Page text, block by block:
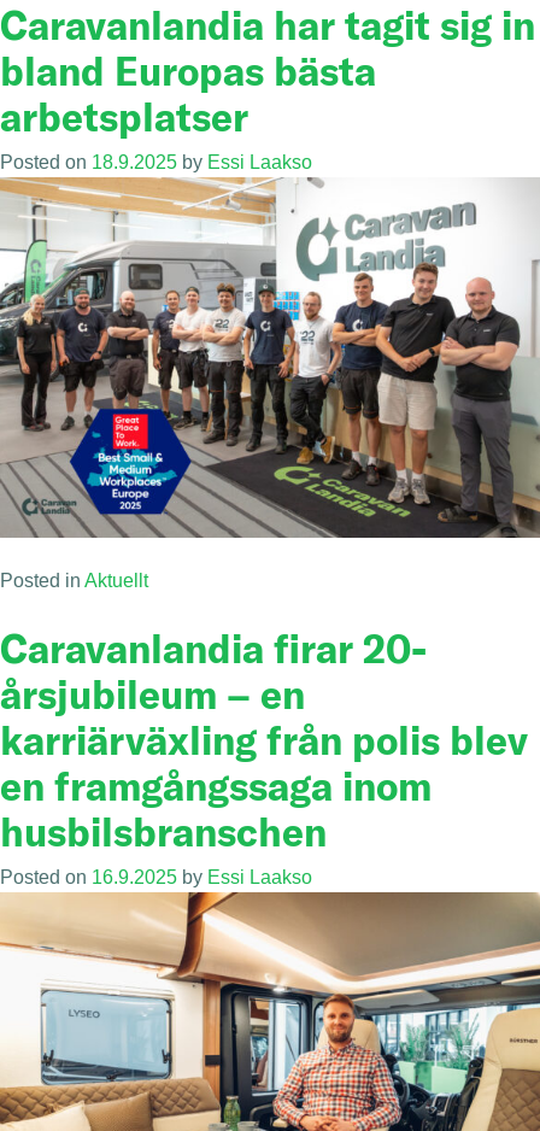
Caravanlandia har tagit sig in
bland Europas bästa
arbetsplatser
Posted on 18.9.2025 by Essi Laakso
Posted in Aktuellt
Caravanlandia firar 20-
årsjubileum – en
karriärväxling från polis blev
en framgångssaga inom
husbilsbranschen
Posted on 16.9.2025 by Essi Laakso